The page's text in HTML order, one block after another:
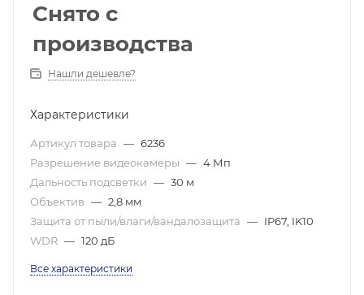
Снято с
производства
Нашли дешевле?
Характеристики
Артикул товара — 6236
Разрешение видеокамеры — 4 Мп
Дальность подсветки — 30 м
Объектив — 2,8 мм
Защита от пыли/влаги/вандалозащита — IP67, IK10
WDR — 120 дБ
Все характеристики